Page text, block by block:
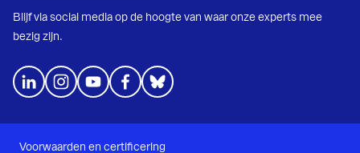
Blijf via social media op de hoogte van waar onze experts mee
bezig zijn.
Voorwaarden en certificering